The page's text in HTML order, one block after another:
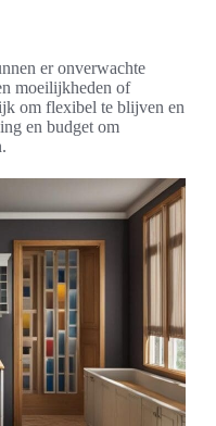
er onverwachte
moeilijkheden of
om flexibel te blijven en
en budget om